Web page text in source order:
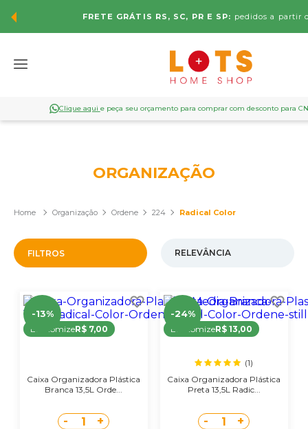
FRETE GRÁTIS RS, SC, PR E SP: pedidos a partir
Clique aqui e peça seu orçamento para comprar com desconto para
ORGANIZAÇÃO
Organização Ordene 224 Radical Color
FILTROS
-13%
EconomizeR$ 7,00
Caixa Organizadora Plástica
Branca 13,5L Orde...
- 1 +
-24%
EconomizeR$ 13,00
(1)
Caixa Organizadora Plástica
Preta 13,5L Radic...
- 1 +